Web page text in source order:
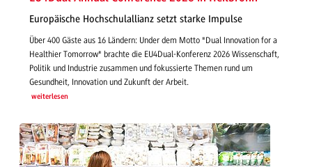
Europäische Hochschulallianz setzt starke Impulse
Über 400 Gäste aus 16 Ländern: Under dem Motto "Dual Innovation for a
Healthier Tomorrow" brachte die EU4Dual-Konferenz 2026 Wissenschaft,
Politik und Industrie zusammen und fokussierte Themen rund um
Gesundheit, Innovation und Zukunft der Arbeit.
weiterlesen